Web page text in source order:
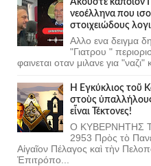
Ακούστε κάποιον
νεοέλληνα που
στοιχειώδους
Αλλο ενα δειγμα
"Γιατρου "
φαινεται οταν μιλανε για "ναζι"
Ἡ Ἐγκύκλιος τοῦ
στοὺς
εἶναι Τέκτονες!
Ο ΚΥΒΕΡΝΗΤΗΣ
2953 Πρὸς τὸ
Αἰγαῖον Πέλαγος καὶ τὴν
Ἐπιτρόπο...